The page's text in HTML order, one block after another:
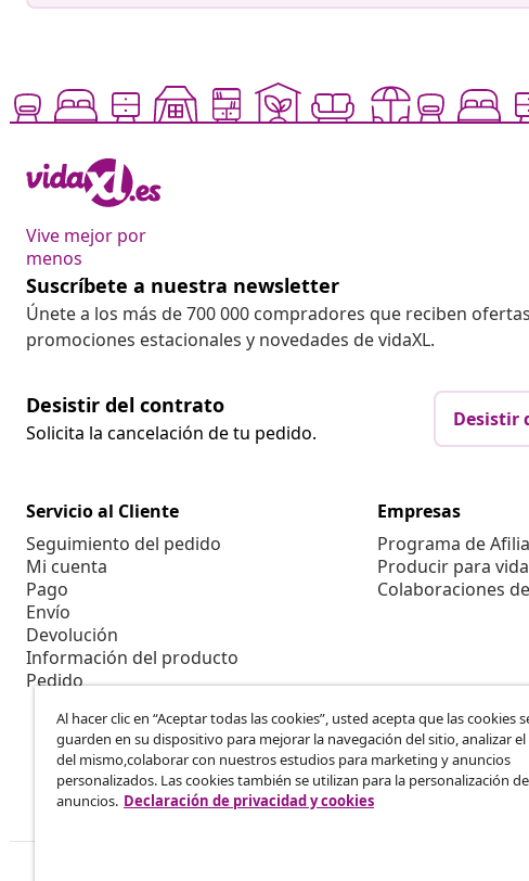
Vive mejor por
menos
Suscríbete a nuestra newsletter
Únete a los más de 700 000 compradores que reciben
promociones estacionales y novedades de vidaXL.
Desistir del contrato
Solicita la cancelación de tu pedido.
Desistir
Servicio al Cliente
Seguimiento del pedido
Mi cuenta
Pago
Envío
Devolución
Información del producto
Pedido
Empresas
Programa de
Producir para
Colaboraciones
Al hacer clic en “Aceptar todas las cookies”, usted acepta que las cookies
guarden en su dispositivo para mejorar la navegación del sitio, analizar
del mismo,colaborar con nuestros estudios para marketing y anuncios
personalizados. Las cookies también se utilizan para la personalización de
anuncios. Declaración de privacidad y cookies